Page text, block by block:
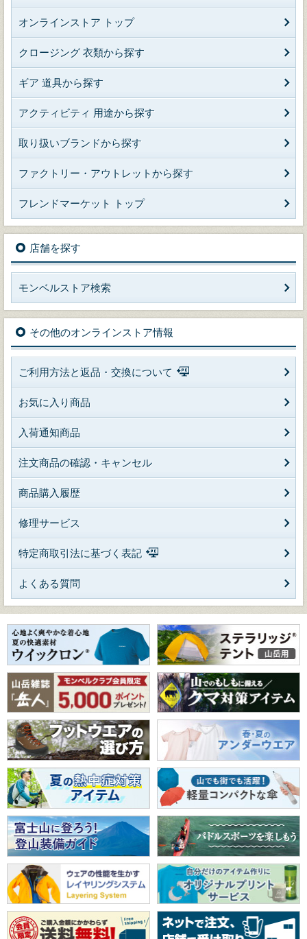
オンラインストア トップ
クロージング 衣類から探す
ギア 道具から探す
アクティビティ 用途から探す
取り扱いブランドから探す
ファクトリー・アウトレットから探す
フレンドマーケット トップ
店舗を探す
モンベルストア検索
その他のオンラインストア情報
ご利用方法と返品・交換について
お気に入り商品
入荷通知商品
注文商品の確認・キャンセル
商品購入履歴
修理サービス
特定商取引法に基づく表記
よくある質問